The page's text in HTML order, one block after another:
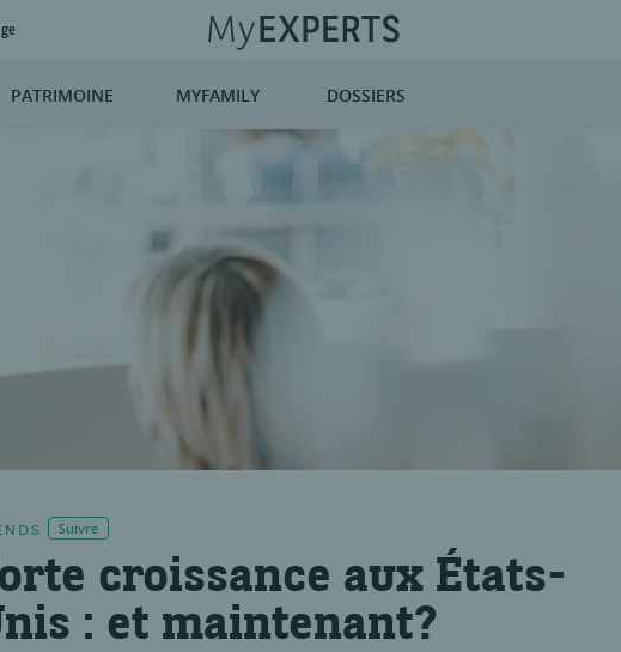
PATRIMOINE MYFAMILY DOSSIERS
Suivre
croissance aux États-
: et maintenant?